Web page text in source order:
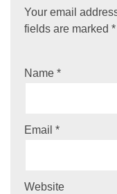
Your email
fields are marked *
Name *
Email *
Website